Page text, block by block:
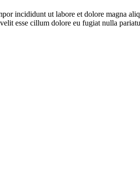
incididunt ut labore et dolore magna
esse cillum dolore eu fugiat nulla